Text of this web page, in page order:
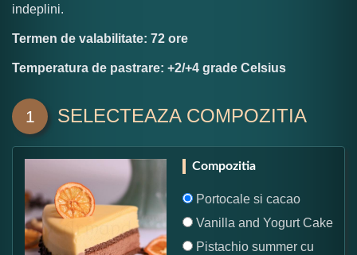
indeplini.
Termen de valabilitate: 72 ore
Temperatura de pastrare: +2/+4 grade Celsius
1 SELECTEAZA COMPOZITIA
Compozitia
Portocale si cacao
Vanilla and Yogurt Cake
Pistachio summer cu